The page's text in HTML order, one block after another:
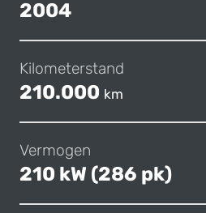
2004
Kilometerstand
210.000 km
Vermogen
210 kW (286 pk)